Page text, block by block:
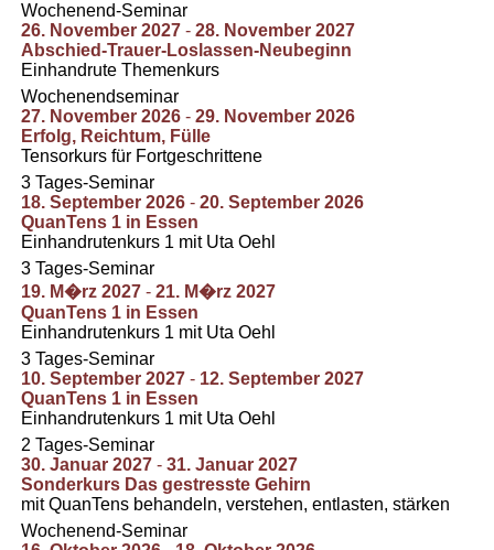
Wochenend-Seminar
26. November 2027 - 28. November 2027
Abschied-Trauer-Loslassen-Neubeginn
Einhandrute Themenkurs
Wochenendseminar
27. November 2026 - 29. November 2026
Erfolg, Reichtum, Fülle
Tensorkurs für Fortgeschrittene
3 Tages-Seminar
18. September 2026 - 20. September 2026
QuanTens 1 in Essen
Einhandrutenkurs 1 mit Uta Oehl
3 Tages-Seminar
19. M�rz 2027 - 21. M�rz 2027
QuanTens 1 in Essen
Einhandrutenkurs 1 mit Uta Oehl
3 Tages-Seminar
10. September 2027 - 12. September 2027
QuanTens 1 in Essen
Einhandrutenkurs 1 mit Uta Oehl
2 Tages-Seminar
30. Januar 2027 - 31. Januar 2027
Sonderkurs Das gestresste Gehirn
mit QuanTens behandeln, verstehen, entlasten, stärken
Wochenend-Seminar